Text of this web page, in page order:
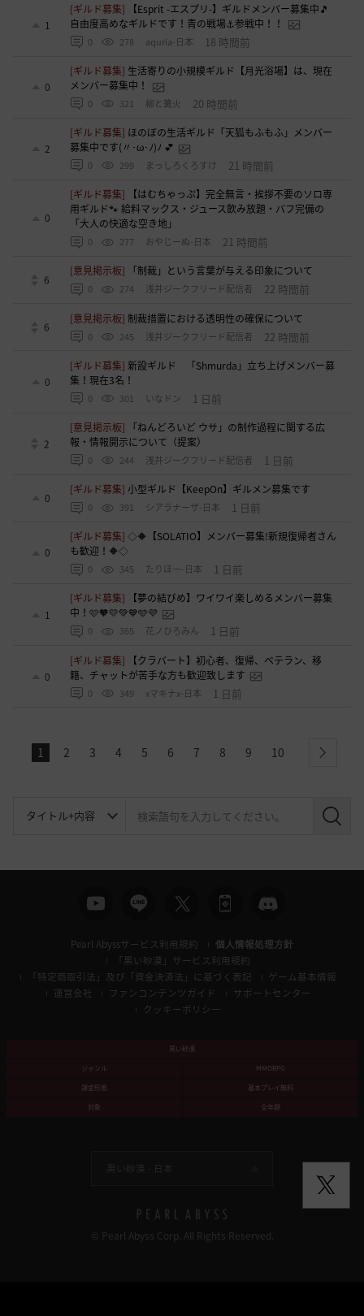
1
[ギルド募集]
【Esprit -エスプリ-】ギルドメンバー募集中🎵
自由度高めなギルドです！青の戦場⚓参戦中！！
0 278 aquria-日本 18 時間前
0
[ギルド募集] 生活寄りの小規模ギルド【月光浴場】は、現在
メンバー募集中！
0 321 柳と篝火 20 時間前
2
[ギルド募集] ほのぼの生活ギルド「天狐もふもふ」メンバー
募集中です(〃･ω･ﾉ)ﾉ 💕
0 299 まっしろくろすけ 21 時間前
0
[ギルド募集]
【はむちゃっぷ】完全無言・挨拶不要のソロ専
用ギルド🐾 給料マックス・ジュース飲み放題・バフ完備の
「大人の快適な空き地」
0 277 おやじーぬ-日本 21 時間前
6
[意見掲示板] 「制裁」という言葉が与える印象について
0 274 浅井ジークフリード配信者 22 時間前
6
[意見掲示板]制裁措置における透明性の確保について
0 245 浅井ジークフリード配信者 22 時間前
0
[ギルド募集]新設ギルド 「Shmurda」立ち上げメンバー募
集！現在3名！
0 301 いなドン 1 日前
2
[意見掲示板]
「ねんどろいど ウサ」の制作過程に関する広
報・情報開示について（提案）
0 244 浅井ジークフリード配信者 1 日前
0
[ギルド募集]小型ギルド【KeepOn】ギルメン募集です
0 391 シアラナーザ-日本 1 日前
0
[ギルド募集]◇🔶【SOLATIO】メンバー募集!新規復帰者さん
も歓迎！🔶◇
0 345 たりほー-日本 1 日前
1
[ギルド募集]
【夢の結びめ】ワイワイ楽しめるメンバー募集
中！🩷🧡💛💚💙🩵💜
0 365 花ノひろみん 1 日前
0
[ギルド募集]
【クラバート】初心者、復帰、ベテラン、移
籍、チャットが苦手な方も歓迎致します
0 349 xマキナx-日本 1 日前
1 2 3 4 5 6 7 8 9 10 next
検
Pearl Abyssサービス利用規約
個人情報処理方針
「黒い砂漠」サービス利用規約
「特定商取引法」及び「資金決済法」に基づく表記
ゲーム基本情報
運営会社
ファンコンテンツガイド
サポートセンター
クッキーポリシー
黒い砂漠
ジャンル
MMORPG
課金形態
基本プレイ無料
対象
全年齢
黒い砂漠 - 日本
© Pearl Abyss Corp. All Rights Reserved.